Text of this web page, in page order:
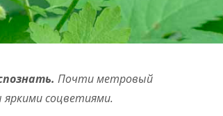
Почти метровый
соцветиями.